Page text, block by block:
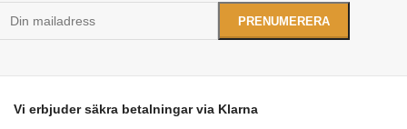
Vi erbjuder säkra betalningar via Klarna